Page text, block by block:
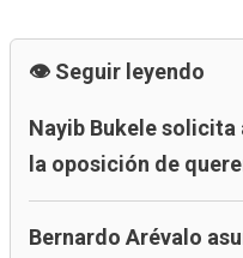
Seguir leyendo
Nayib Bukele solicita
la oposición de
Bernardo Arévalo